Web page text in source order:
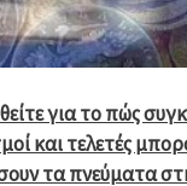
για το πώς
και τελετές
τα πνεύματα